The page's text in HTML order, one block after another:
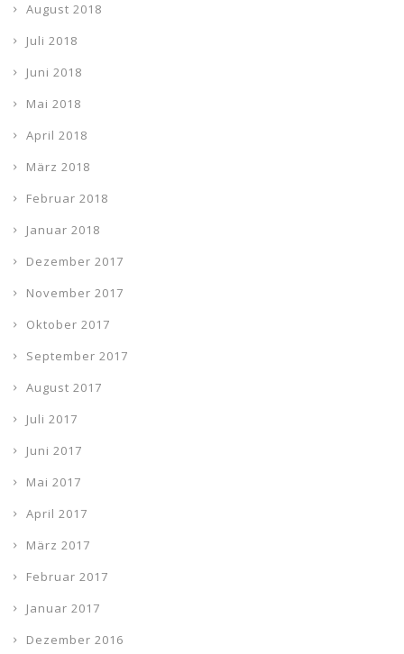
August 2018
Juli 2018
Juni 2018
Mai 2018
April 2018
März 2018
Februar 2018
Januar 2018
Dezember 2017
November 2017
Oktober 2017
September 2017
August 2017
Juli 2017
Juni 2017
Mai 2017
April 2017
März 2017
Februar 2017
Januar 2017
Dezember 2016